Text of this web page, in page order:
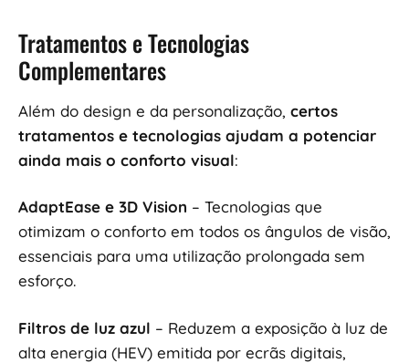
Tratamentos e Tecnologias
Complementares
Além do design e da personalização, certos
tratamentos e tecnologias ajudam a potenciar
ainda mais o conforto visual:
AdaptEase e 3D Vision – Tecnologias que
otimizam o conforto em todos os ângulos de visão,
essenciais para uma utilização prolongada sem
esforço.
Filtros de luz azul – Reduzem a exposição à luz de
alta energia (HEV) emitida por ecrãs digitais,